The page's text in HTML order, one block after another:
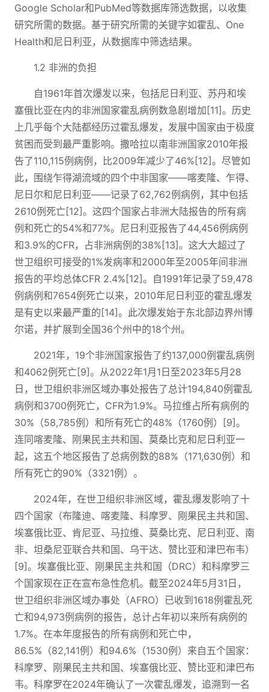
Google Scholar和PubMed等数据库筛选数据，以收集
研究所需的数据。基于研究所需的关键字如霍乱、One
Health和尼日利亚，从数据库中筛选结果。
1.2 非洲的负担
自1961年首次爆发以来，包括尼日利亚、苏丹和埃
塞俄比亚在内的非洲国家霍乱病例数急剧增加[11]。历史
上几乎每个大陆都经历过霍乱爆发，发展中国家由于极度
贫困而受到最严重影响。撒哈拉以南非洲国家2010年报
告了110,115例病例，比2009年减少了46%[12]。尽管如
此，围绕乍得湖流域的四个中非国家——喀麦隆、乍得、
尼日尔和尼日利亚——记录了62,762例病例，其中包括
2610例死亡[12]。这四个国家占非洲大陆报告的所有病
例和死亡的54%和77%。尼日利亚报告了44,456例病例
和3.9%的CFR，占非洲病例的38%[13]。这大大超过了
世卫组织可接受的1%发病率和2000年至2005年间非洲
报告的平均总体CFR 2.4%[12]。自1991年记录了59,478
例病例和7654例死亡以来，2010年尼日利亚的霍乱爆发
是有史以来最严重的[14]。此次爆发始于东北部边界州博
尔诺，并扩展到全国36个州中的18个州。
2021年，19个非洲国家报告了约137,000例霍乱病例
和4062例死亡[9]。从2022年1月1日至2023年5月28
日，世卫组织非洲区域办事处报告了总计194,840例霍乱
病例和3700例死亡，CFR为1.9%。马拉维占所有病例的
30%（58,785例）和所有死亡的48%（1760例）[9]。
连同喀麦隆、刚果民主共和国、莫桑比克和尼日利亚一
起，这五个地区报告了总病例数的88%（171,630例）和
所有死亡的90%（3321例）。
2024年，在世卫组织非洲区域，霍乱爆发影响了十
四个国家（布隆迪、喀麦隆、科摩罗、刚果民主共和国、
埃塞俄比亚、肯尼亚、马拉维、莫桑比克、尼日利亚、南
非、坦桑尼亚联合共和国、乌干达、赞比亚和津巴布韦）
[9]。埃塞俄比亚、刚果民主共和国（DRC）和科摩罗三
个国家现在正在宣布急性危机。截至2024年5月31日，
世卫组织非洲区域办事处（AFRO）已收到1618例霍乱死
亡和94,973例病例的报告，总计占年初以来所有病例的
1.7%。在本年度报告的所有病例和死亡中，
86.5%（82,141例）和94.6%（1530例）来自五个国家：
科摩罗、刚果民主共和国、埃塞俄比亚、赞比亚和津巴布
韦。科摩罗在2024年确认了一次霍乱爆发，追溯到一名